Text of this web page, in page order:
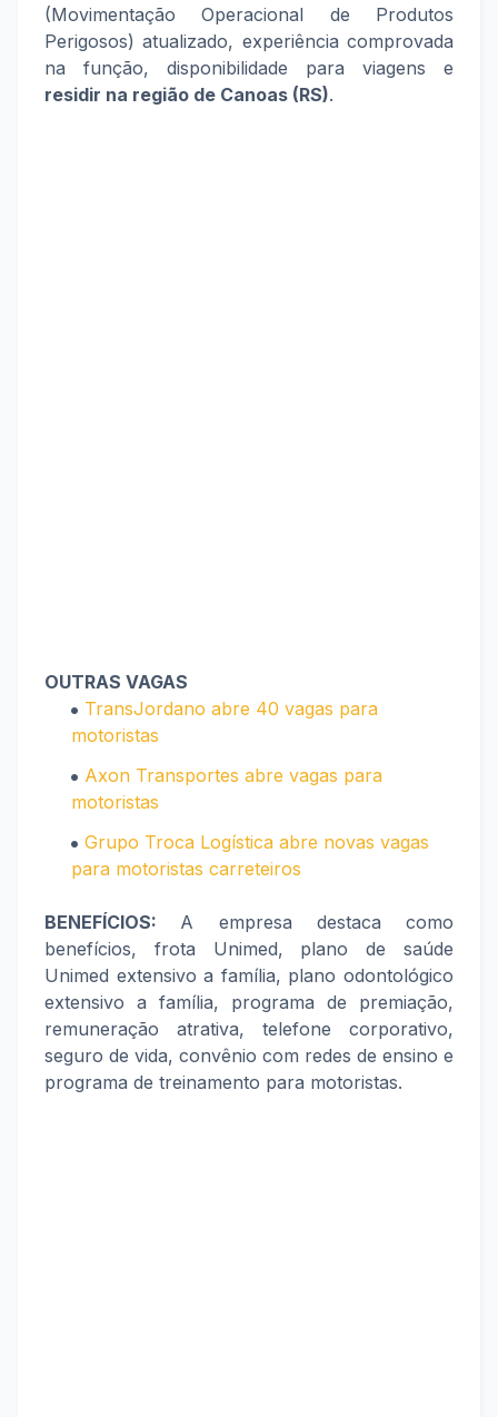
(Movimentação Operacional de Produtos
Perigosos) atualizado, experiência comprovada
na função, disponibilidade para viagens e
residir na região de Canoas (RS).
OUTRAS VAGAS
TransJordano abre 40 vagas para
motoristas
Axon Transportes abre vagas para
motoristas
Grupo Troca Logística abre novas vagas
para motoristas carreteiros
BENEFÍCIOS: A empresa destaca como
benefícios, frota Unimed, plano de saúde
Unimed extensivo a família, plano odontológico
extensivo a família, programa de premiação,
remuneração atrativa, telefone corporativo,
seguro de vida, convênio com redes de ensino e
programa de treinamento para motoristas.